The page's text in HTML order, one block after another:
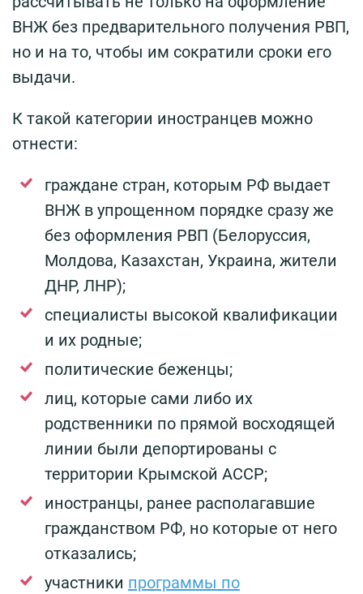
ВНЖ без предварительного получения РВП,
но и на то, чтобы им сократили сроки его
выдачи.
К такой категории иностранцев можно
отнести:
граждане стран, которым РФ выдает
ВНЖ в упрощенном порядке сразу же
без оформления РВП (Белоруссия,
Молдова, Казахстан, Украина, жители
ДНР, ЛНР);
специалисты высокой квалификации
и их родные;
политические беженцы;
лиц, которые сами либо их
родственники по прямой восходящей
линии были депортированы с
территории Крымской АССР;
иностранцы, ранее располагавшие
гражданством РФ, но которые от него
отказались;
участники программы по